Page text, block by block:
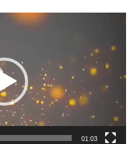
Lecteur
01:03